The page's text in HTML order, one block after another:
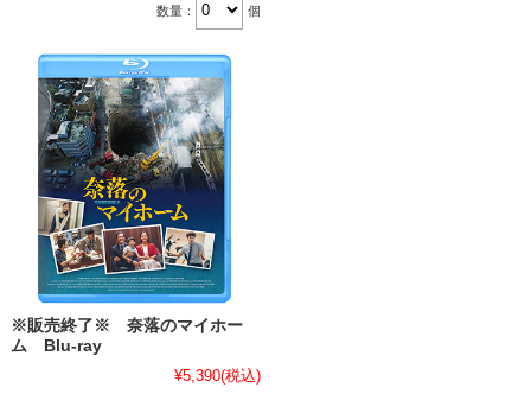
数量： 個
※販売終了※ 奈落のマイホー
ム Blu-ray
¥5,390(税込)